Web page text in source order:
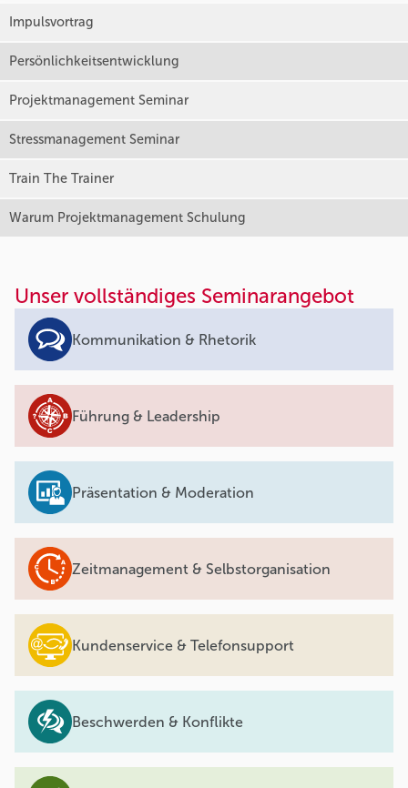
Impulsvortrag
Persönlichkeitsentwicklung
Projektmanagement Seminar
Stressmanagement Seminar
Train The Trainer
Warum Projektmanagement Schulung
Unser vollständiges Seminarangebot
Kommunikation & Rhetorik
Führung & Leadership
Präsentation & Moderation
Zeitmanagement & Selbstorganisation
Kundenservice & Telefonsupport
Beschwerden & Konflikte